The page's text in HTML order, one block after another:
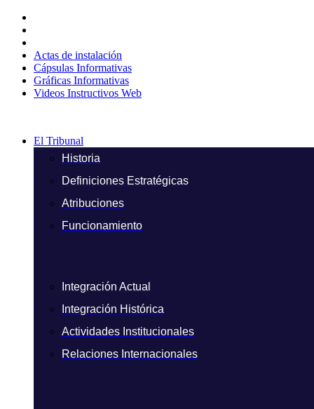
contenido
Actas de instalación
Cápsulas Informativas
Gráficas Informativas
Videos Instructivos Web
El Tribunal
Historia
Definiciones Estratégicas
Atribuciones
Funcionamiento
Integración Actual
Integración Histórica
Actividades Institucionales
Relaciones Internacionales